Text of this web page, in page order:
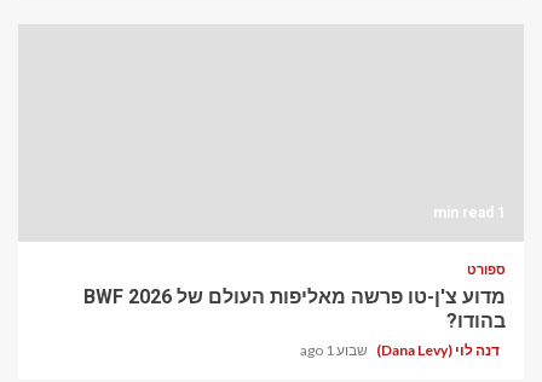
1 min read
ספורט
מדוע צ'ן-טו פרשה מאליפות העולם של BWF 2026
בהודו?
דנה לוי (Dana Levy) שבוע 1 ago